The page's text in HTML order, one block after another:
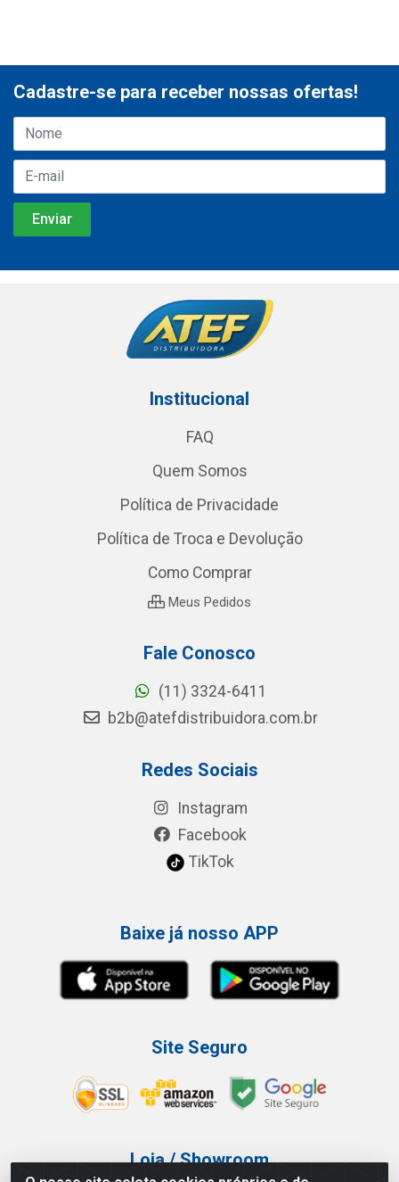
Cadastre-se para receber nossas ofertas!
Institucional
FAQ
Quem Somos
Política de Privacidade
Política de Troca e Devolução
Como Comprar
Meus Pedidos
Fale Conosco
(11) 3324-6411
b2b@atefdistribuidora.com.br
Redes Sociais
Instagram
Facebook
TikTok
Baixe já nosso APP
Site Seguro
Loja / Showroom